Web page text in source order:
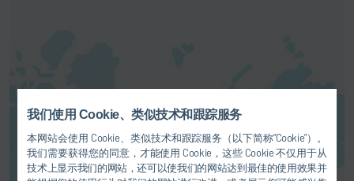
我们使用 Cookie、类似技术和跟踪服务
本网站会使用 Cookie、类似技术和跟踪服务（以下简称“Cookie”）。
我们需要获得您的同意，才能使用 Cookie，这些 Cookie 不仅用于从
技术上显示我们的网站，还可以使我们的网站达到最佳的使用效果并
此处你可以激活百度地图服务。这
使得百度能够处理你的个人数据
（如IP地址）。注意：本服务不向
欧盟或欧洲经济区的人提供！更多